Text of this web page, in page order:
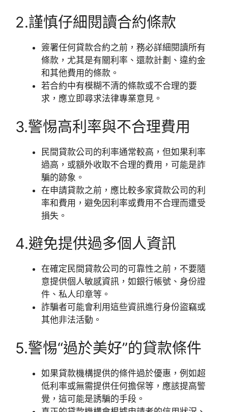
2.謹慎仔細閱讀合約條款
簽署任何貸款合約之前，務必詳細閱讀所有
條款，尤其是有關利率、還款計劃、違約金
和其他費用的條款。
若合約中有模糊不清的條款或不合理的要
求，應立即尋求法律專業意見。
3.警惕高利率與不合理費用
民間貸款公司的利率通常較高，但如果利率
過高，或額外收取不合理的費用，可能是詐
騙的跡象。
在申請貸款之前，應比較多家貸款公司的利
率和費用，避免因利率或費用不合理而遭受
損失。
4.避免提供過多個人資訊
在確定民間貸款公司的可靠性之前，不要隨
意提供個人敏感資訊，如銀行帳號、身份證
件、私人印章等。
詐騙者可能會利用這些資訊進行身份盜竊或
其他非法活動。
5.警惕“過於美好”的貸款條件
如果貸款機構提供的條件過於優惠，例如超
低利率或無需提供任何擔保等，應該提高警
覺，這可能是誘騙的手段。